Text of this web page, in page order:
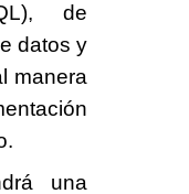
de
datos y
manera
una